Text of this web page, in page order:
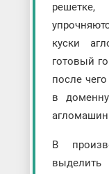
куски
готовый
после
в
В
выделить